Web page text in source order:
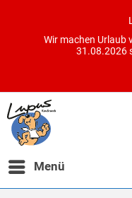
Wir machen Urlaub
31.08.2026
Menü